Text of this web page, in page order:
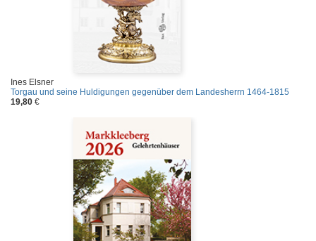
Ines Elsner
Torgau und seine Huldigungen gegenüber dem Landesherrn 1464-1815
19,80 €